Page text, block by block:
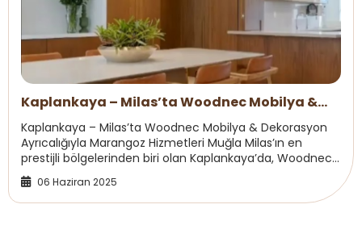
Kaplankaya – Milas’ta Woodnec Mobilya &
Dekorasyon
Kaplankaya – Milas’ta Woodnec Mobilya & Dekorasyon
Ayrıcalığıyla Marangoz Hizmetleri Muğla Milas’ın en
prestijli bölgelerinden biri olan Kaplankaya’da, Woodnec
olarak özel ölçü mobilya üretimi, iç...
06 Haziran 2025